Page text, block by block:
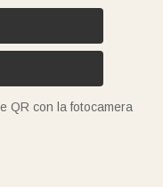
QR con la fotocamera